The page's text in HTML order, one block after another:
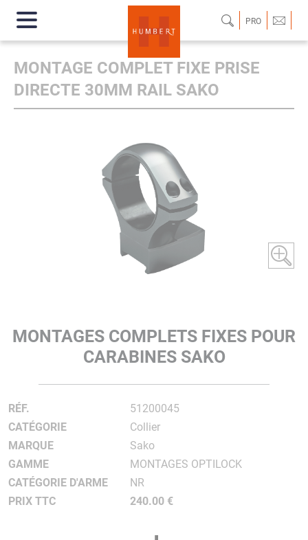
PRO
MONTAGE COMPLET FIXE PRISE
DIRECTE 30MM RAIL SAKO
MONTAGES COMPLETS FIXES POUR
CARABINES SAKO
RÉF.
51200045
CATÉGORIE
Collier
MARQUE
Sako
GAMME
MONTAGES OPTILOCK
CATÉGORIE D'ARME
NR
PRIX TTC
240.00 €